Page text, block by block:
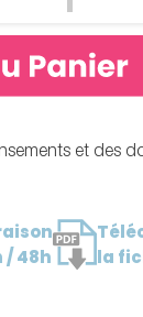
et des
/ 48h
la